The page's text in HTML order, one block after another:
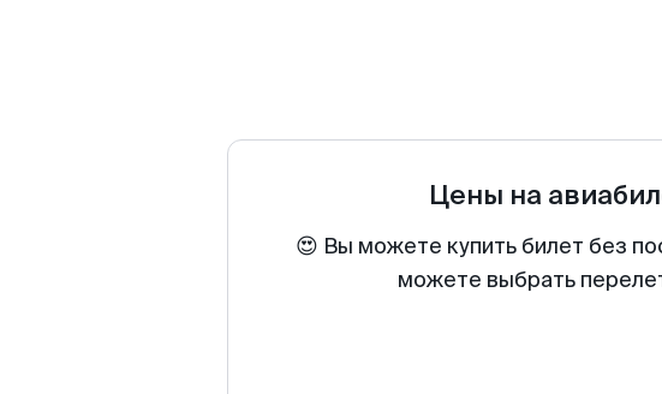
Цены на
😍 Вы можете купить билет без
можете выбрать